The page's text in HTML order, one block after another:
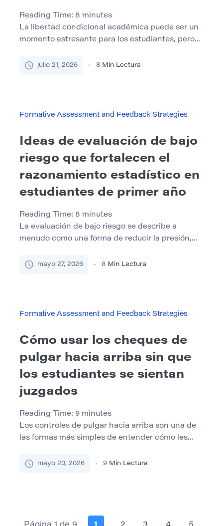
Reading Time: 8 minutes
La libertad condicional académica puede ser un
momento estresante para los estudiantes, pero
académico. En muchos casos, la libertad
programa de recuperación […]
julio 21, 2026 8 Min Lectura
Formative Assessment and Feedback Strategies
Ideas de evaluación de bajo
riesgo que fortalecen el
razonamiento estadístico en
estudiantes de primer año
Reading Time: 8 minutes
La evaluación de bajo riesgo se describe a
menudo como una forma de reducir la presión,
cursos de primer año, especialmente los cursos
[…]
mayo 27, 2026 8 Min Lectura
Formative Assessment and Feedback Strategies
Cómo usar los cheques de
pulgar hacia arriba sin que
los estudiantes se sientan
juzgados
Reading Time: 9 minutes
Los controles de pulgar hacia arriba son una de
las formas más simples de entender cómo les
Un maestro explica un concepto, hace una pausa
mayo 20, 2026 9 Min Lectura